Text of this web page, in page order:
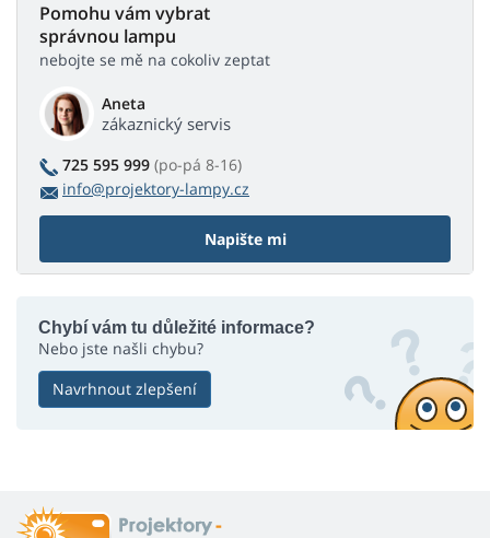
Pomohu vám vybrat
správnou lampu
nebojte se mě na cokoliv zeptat
Aneta
zákaznický servis
725 595 999 (po-pá 8-16)
info@projektory-lampy.cz
Napište mi
Chybí vám tu důležité informace?
Nebo jste našli chybu?
Navrhnout zlepšení